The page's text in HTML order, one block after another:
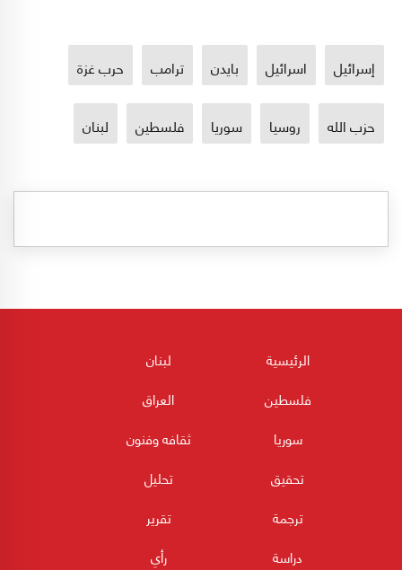
إسرائيل اسرائيل بايدن ترامب حرب غزة
حزب الله روسيا سوريا فلسطين لبنان
الرئيسية
لبنان
فلسطين
العراق
سوريا
ثقافه وفنون
تحقيق
تحليل
ترجمة
تقرير
دراسة
رأي